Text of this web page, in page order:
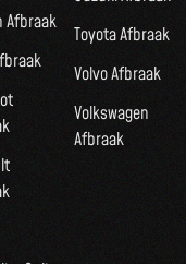
Afbraak
Toyota Afbraak
Volvo Afbraak
Volkswagen
Afbraak